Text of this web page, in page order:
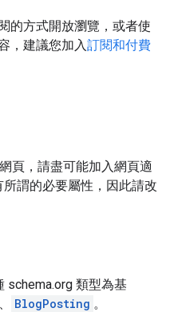
的方式開放瀏覽，或者使
，建議您加入訂閱和付費
頁，請盡可能加入網頁適
謂的必要屬性，因此請改
schema.org 類型為基
BlogPosting 。